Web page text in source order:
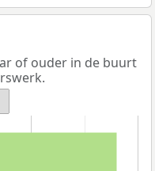
of ouder in de buurt